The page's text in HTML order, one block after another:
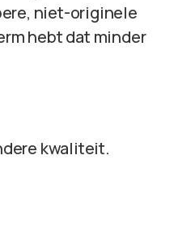
niet-originele
hebt dat minder
kwaliteit.